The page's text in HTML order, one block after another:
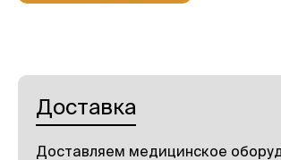
Доставка
Доставляем медицинское